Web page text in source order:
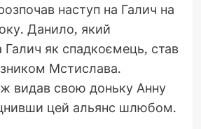
наступ на Галич на
Данило, який
Галич як спадкоємець, став
Мстислава.
видав свою доньку Анну
цей альянс шлюбом.